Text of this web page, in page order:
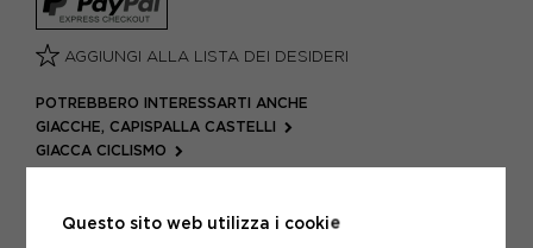
AGGIUNGI ALLA LISTA DEI DESIDERI
POTREBBERO INTERESSARTI ANCHE
GIACCHE, CAPISPALLA CASTELLI
GIACCA CICLISMO
METODI DI PAGAMENTO
Questo sito web utilizza i cookie